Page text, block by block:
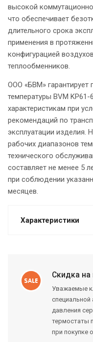
высокой
что обеспечивает
длительного срока
применения в
конфигурацией
теплообменников.
ООО «БВМ» гарантирует
температуры BVM
характеристикам при
рекомендаций по
эксплуатации изделия.
рабочих диапазонов
технического
составляет не менее 5
при соблюдении
месяцев.
Характеристики
Скидка на
Уважаемые
специальной
давления
термостаты
при покупке